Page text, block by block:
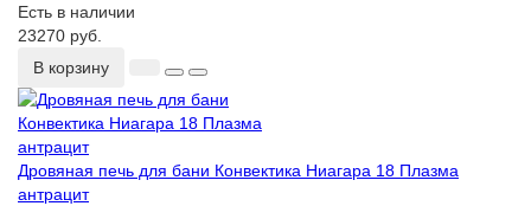
Есть в наличии
23270 руб.
В корзину
Дровяная печь для бани Конвектика Ниагара 18 Плазма
антрацит